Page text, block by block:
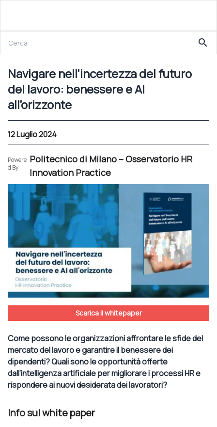
Navigare nell’incertezza del futuro del lavoro: benessere e AI all’orizzonte
search
Navigare nell’incertezza del futuro
del lavoro: benessere e AI
all’orizzonte
12 Luglio 2024
Powere
d By
Politecnico di Milano – Osservatorio HR
Innovation Practice
Scarica il whitepaper
Come possono le organizzazioni affrontare le sfide del
mercato del lavoro e garantire il benessere dei
dipendenti? Quali sono le opportunità offerte
dall’intelligenza artificiale per migliorare i processi HR e
rispondere ai nuovi desiderata dei lavoratori?
Info sul white paper